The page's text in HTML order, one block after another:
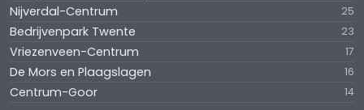
Nijverdal-Centrum 25
Bedrijvenpark Twente 23
Vriezenveen-Centrum 17
De Mors en Plaagslagen 16
Centrum-Goor 14